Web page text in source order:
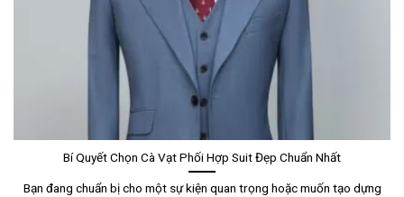
Bí Quyết Chọn Cà Vạt Phối Hợp Suit Đẹp Chuẩn Nhất
Bạn đang chuẩn bị cho một sự kiện quan trọng hoặc muốn tạo dựng